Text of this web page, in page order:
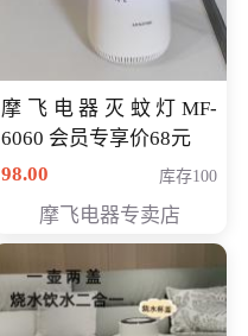
摩飞电器灭蚊灯MF-
6060 会员专享价68元
98.00
库存100
摩飞电器专卖店